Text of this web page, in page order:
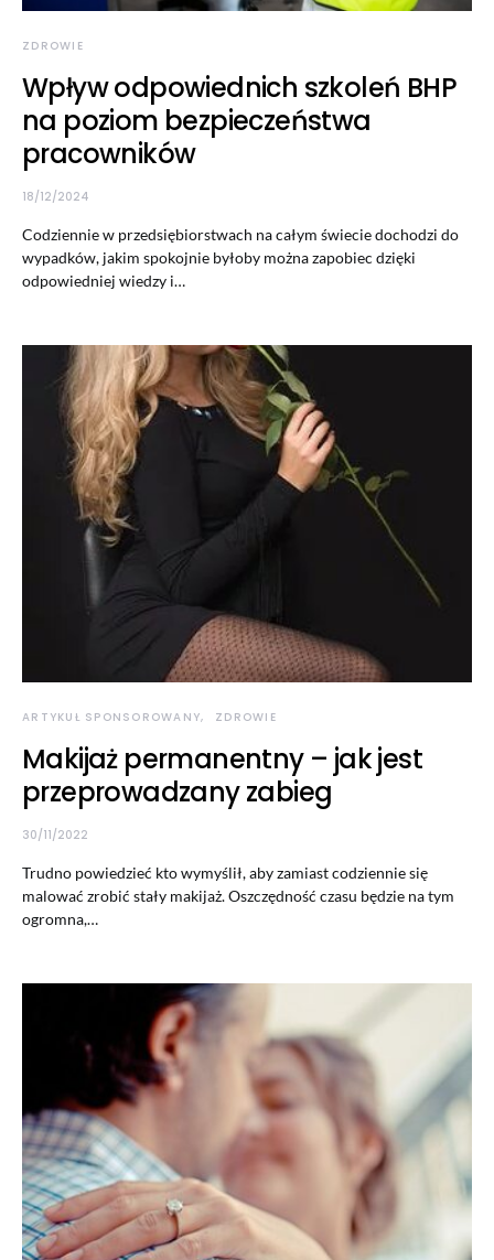
ZDROWIE
Wpływ odpowiednich szkoleń BHP
na poziom bezpieczeństwa
pracowników
18/12/2024
Codziennie w przedsiębiorstwach na całym świecie dochodzi do
wypadków, jakim spokojnie byłoby można zapobiec dzięki
odpowiedniej wiedzy i…
ARTYKUŁ SPONSOROWANY ZDROWIE
Makijaż permanentny – jak jest
przeprowadzany zabieg
30/11/2022
Trudno powiedzieć kto wymyślił, aby zamiast codziennie się
malować zrobić stały makijaż. Oszczędność czasu będzie na tym
ogromna,…